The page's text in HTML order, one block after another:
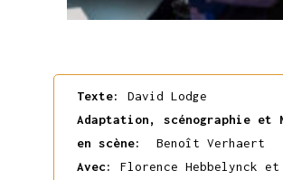
Texte:
David Lodge
Adaptation, scénographie et
en scène:
Benoît Verhaert
Avec:
Florence Hebbelynck et